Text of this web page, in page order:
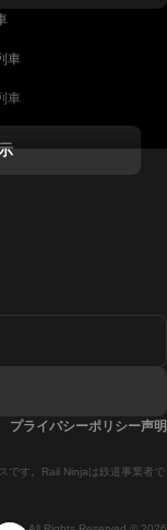
車
車
車
車
です。Rail Ninjaは鉄道事業者で
プライバシーポリシー声明